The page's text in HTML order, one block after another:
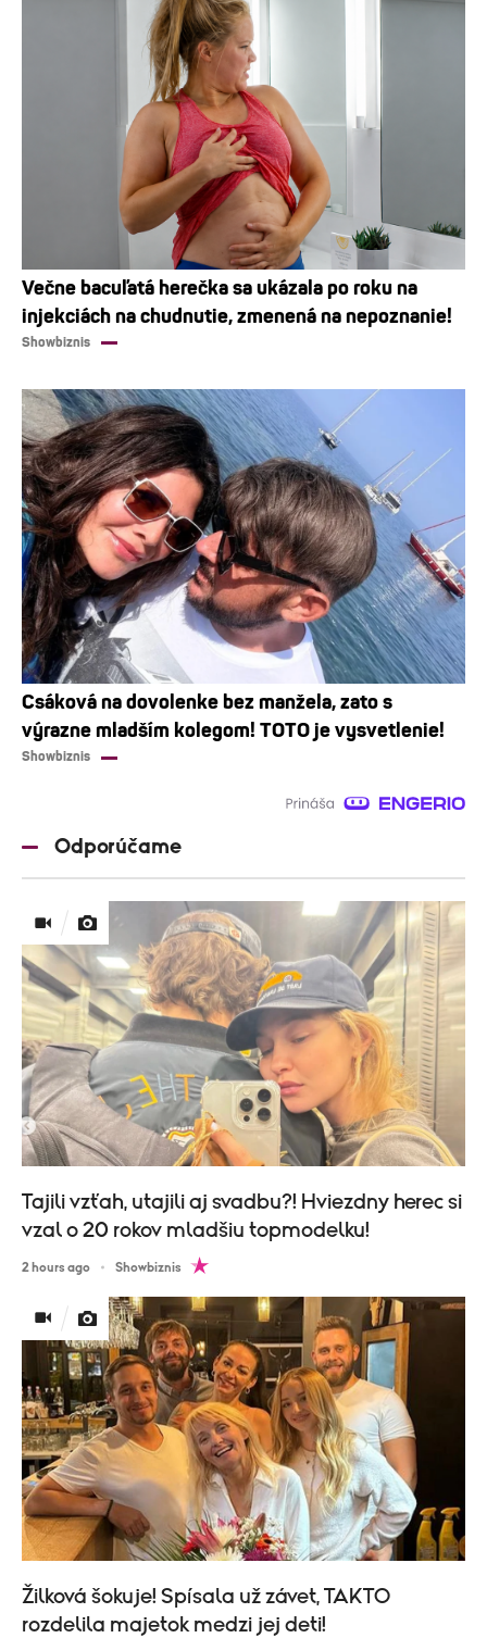
Večne bacuľatá herečka sa ukázala po roku na
injekciách na chudnutie, zmenená na nepoznanie!
Showbiznis
Csáková na dovolenke bez manžela, zato s
výrazne mladším kolegom! TOTO je vysvetlenie!
Showbiznis
Odporúčame
Tajili vzťah, utajili aj svadbu?! Hviezdny herec si
vzal o 20 rokov mladšiu topmodelku!
2 hours ago Showbiznis
Žilková šokuje! Spísala už závet, TAKTO
rozdelila majetok medzi jej deti!